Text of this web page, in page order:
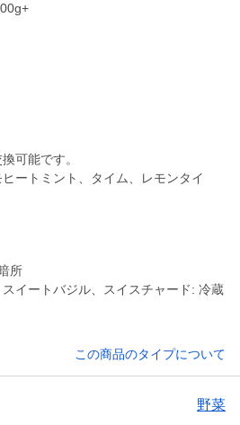
可能です。
ートミント、タイム、レモンタイ
所
イートバジル、スイスチャード: 冷蔵
この商品のタイプについて
野菜